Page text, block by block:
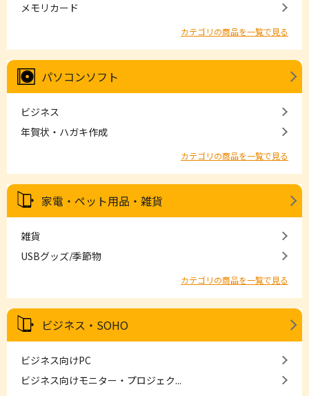
メモリカード
カテゴリの商品を一覧で見る
パソコンソフト
ビジネス
年賀状・ハガキ作成
カテゴリの商品を一覧で見る
家電・ペット用品・雑貨
雑貨
USBグッズ/季節物
カテゴリの商品を一覧で見る
ビジネス・SOHO
ビジネス向けPC
ビジネス向けモニター・プロジェク...